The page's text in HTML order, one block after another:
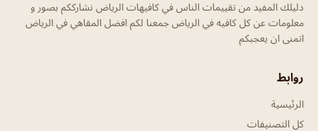
دليلك المفيد من تقييمات الناس في كافيهات الرياض نشارككم بصور و
معلومات عن كل كافيه في الرياض جمعنا لكم افضل المقاهي في الرياض
اتمنى ان يعجبكم
روابط
الرئيسية
كل التصنيفات